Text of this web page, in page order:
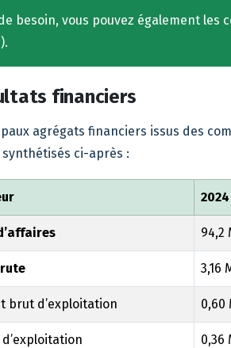
besoin, vous pouvez également les
financiers
agrégats financiers issus des
synthétisés ci-après :
2024
94,2
3,16
brut d’exploitation 0,60
0,36